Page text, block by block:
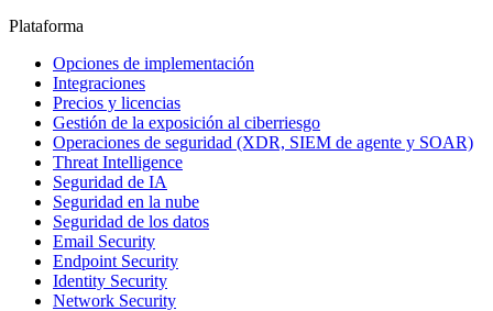
Plataforma
Opciones de implementación
Integraciones
Precios y licencias
Gestión de la exposición al ciberriesgo
Operaciones de seguridad (XDR, SIEM de agente y SOAR)
Threat Intelligence
Seguridad de IA
Seguridad en la nube
Seguridad de los datos
Email Security
Endpoint Security
Identity Security
Network Security